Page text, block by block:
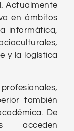
Actualmente
en ámbitos
informática,
y la logística
también
De
acceden